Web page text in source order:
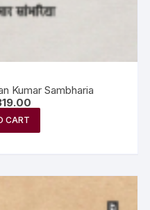
Kumar Sambharia
CART